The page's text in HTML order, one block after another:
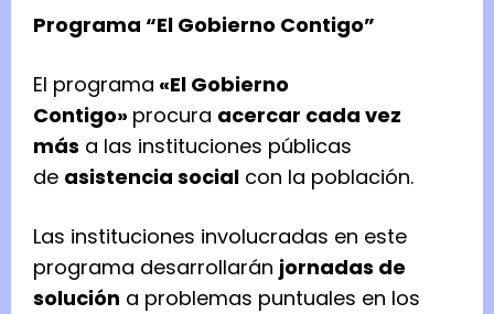
Programa “El Gobierno Contigo”
El programa «El Gobierno
Contigo» procura acercar cada vez
más a las instituciones públicas
de asistencia social con la población.
Las instituciones involucradas en este
programa desarrollarán jornadas de
solución a problemas puntuales en los